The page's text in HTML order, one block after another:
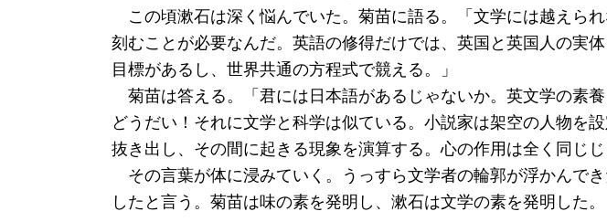
この頃漱石は深く悩んでいた。菊苗に語る。「文学には越えら
刻むことが必要なんだ。英語の修得だけでは、英国と英国人の実
目標があるし、世界共通の方程式で競える。」
菊苗は答える。「君には日本語があるじゃないか。英文学の素
どうだい！それに文学と科学は似ている。小説家は架空の人物を
抜き出し、その間に起きる現象を演算する。心の作用は全く同じじ
その言葉が体に浸みていく。うっすら文学者の輪郭が浮かんで
したと言う。菊苗は味の素を発明し、漱石は文学の素を発明した。